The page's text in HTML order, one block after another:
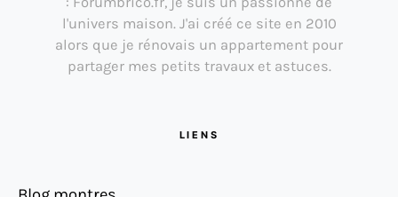
l'univers maison. J'ai créé ce site en 2010
alors que je rénovais un appartement pour
partager mes petits travaux et astuces.
LIENS